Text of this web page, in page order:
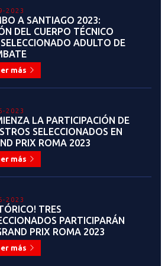
2023
A SANTIAGO 2023:
DEL CUERPO TÉCNICO
ADULTO DE
más
2023
LA PARTICIPACIÓN DE
SELECCIONADOS EN
PRIX ROMA 2023
más
2023
TRES
PARTICIPARÁN
PRIX ROMA 2023
más